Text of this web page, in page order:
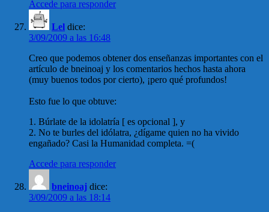
Accede para responder
Lel dice:
3/09/2009 a las 16:48
Creo que podemos obtener dos enseñanzas importantes con el
artículo de bneinoaj y los comentarios hechos hasta ahora
(muy buenos todos por cierto), ¡pero qué profundos!
Esto fue lo que obtuve:
1. Búrlate de la idolatría [ es opcional ], y
2. No te burles del idólatra, ¿dígame quien no ha vivido
engañado? Casi la Humanidad completa. =(
Accede para responder
bneinoaj dice:
3/09/2009 a las 18:14